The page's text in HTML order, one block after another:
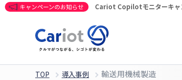
キャンペーンのお知らせ Cariot Copilotモニターキャ
TOP 導入事例 輸送用機械製造